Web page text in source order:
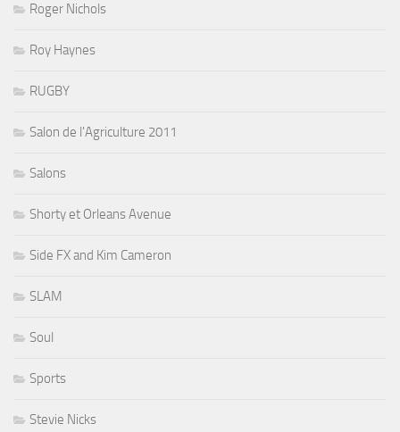
Roger Nichols
Roy Haynes
RUGBY
Salon de l'Agriculture 2011
Salons
Shorty et Orleans Avenue
Side FX and Kim Cameron
SLAM
Soul
Sports
Stevie Nicks